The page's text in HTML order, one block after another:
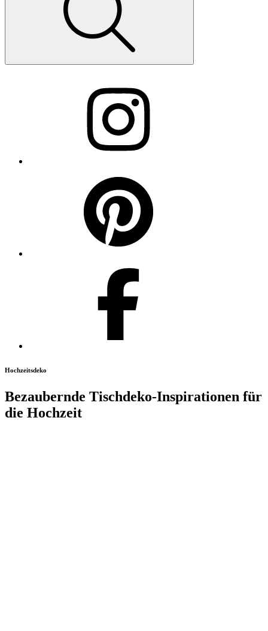
Hochzeitsdeko
Bezaubernde Tischdeko-Inspirationen für
die Hochzeit